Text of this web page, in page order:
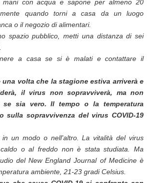
mani con acqua e sapone per almeno 20
quando torni a casa da un luogo
o il negozio di alimentari.
spazio pubblico, metti una distanza di sei
a casa se si è malati e contattare il
una volta che la stagione estiva arriverà e
il virus non sopravviverà, ma non
se sia vero. Il tempo o la temperatura
sulla sopravvivenza del virus COVID-19
un modo o nell'altro. La vitalità del virus
caldo o al freddo non è stata studiata. Ma
del New England Journal of Medicine è
ambiente, 21-23 gradi Celsius.